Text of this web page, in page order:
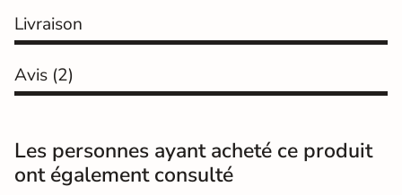
Coefficient
antidérapant
Résistance à
l'usure
Gr4 - Très résistant
Bords Non-rectifié
Livraison
Avis (2)
Les personnes ayant acheté ce produit
ont également consulté